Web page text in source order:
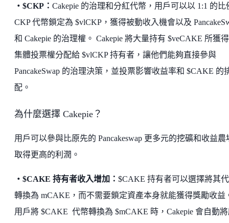
・$CKP： Cakepie 的治理和分紅代幣，用戶可以以 1:1 的比
CKP 代幣鎖定為 $vlCKP，獲得被動收入機會以及
和 Cakepie 的治理權。 Cakepie 將大量持有 $veCAKE 所獲
集體投票權分配給 $vlCKP 持有者，讓他們能夠直接參與
PancakeSwap 的治理決策，並投票影響收益率和 $CAKE 的
配。
為什麼選擇 Cakepie？
用戶可以參與比原先的 Pancakeswap 更多元的挖礦和收益農
取得更高的利潤。
・$CAKE 持有者收入增加： $CAKE 持有者可以選擇將其
轉換為 mCAKE，而不需要鎖定資產本身就能獲得獎勵收益
用戶將 $CAKE 代幣轉換為 $mCAKE 時，Cakepie 會自動